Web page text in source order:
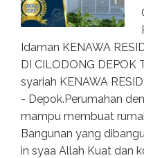
Idaman KENAWA
DI CILODONG DEPOK
syariah KENAWA
- Depok.Perumahan
mampu membuat
Bangunan yang
in syaa Allah Kuat dan